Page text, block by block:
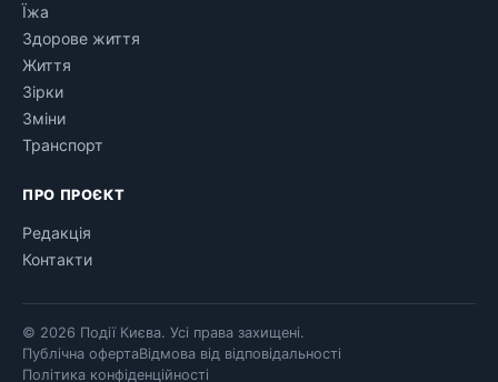
Їжа
Здорове життя
Життя
Зірки
Зміни
Транспорт
ПРО ПРОЄКТ
Редакція
Контакти
© 2026 Події Києва. Усі права захищені.
Публічна офертаВідмова від відповідальності
Політика конфіденційності